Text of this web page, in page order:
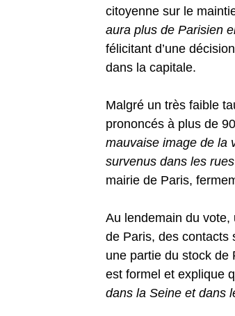
citoyenne sur le
aura plus de Parisien
félicitant d’une
dans la capitale.
Malgré un très faible
prononcés à plus de
mauvaise image de la
survenus dans les
mairie de Paris,
Au lendemain du
de Paris, des contacts
une partie du stock de
est formel et explique
dans la Seine et dans